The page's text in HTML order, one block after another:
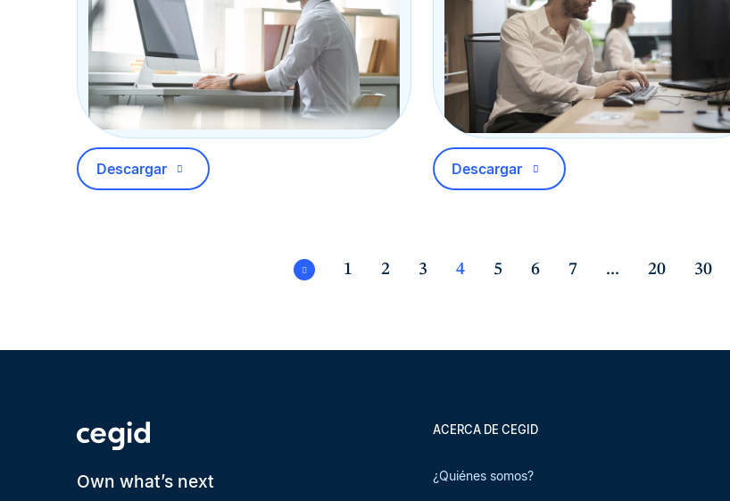
Descargar Descargar
1 2 3 4 5 6 7 ... 20 30
Own what’s next
ACERCA DE CEGID
¿Quiénes somos?